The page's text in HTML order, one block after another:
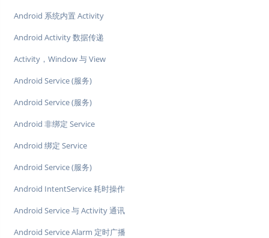
Android 系统内置 Activity
Android Activity 数据传递
Activity，Window 与 View
Android Service (服务)
Android Service (服务)
Android 非绑定 Service
Android 绑定 Service
Android Service (服务)
Android IntentService 耗时操作
Android Service 与 Activity 通讯
Android Service Alarm 定时广播